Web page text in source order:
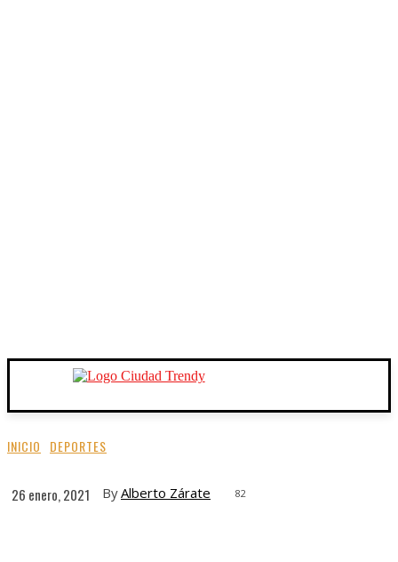
INICIO DEPORTES
26 enero, 2021 ByAlberto Zárate 82